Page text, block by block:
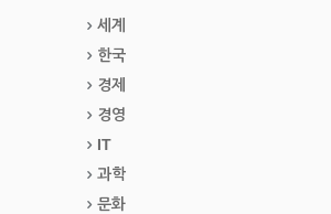
세계
한국
경제
경영
IT
과학
문화